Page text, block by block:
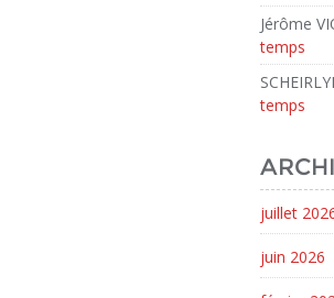
Jérôme
temps
temps
juillet
juin 2026